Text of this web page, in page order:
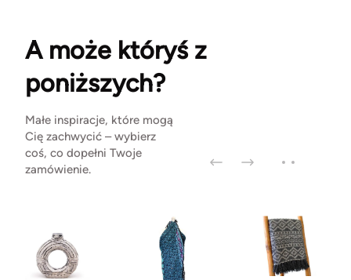
A może któryś z
poniższych?
Małe inspiracje, które mogą
Cię zachwycić – wybierz
coś, co dopełni Twoje
zamówienie.